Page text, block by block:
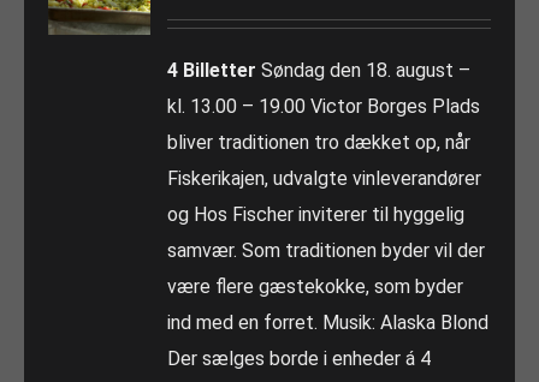
4 Billetter Søndag den 18. august –
kl. 13.00 – 19.00 Victor Borges Plads
bliver traditionen tro dækket op, når
Fiskerikajen, udvalgte vinleverandører
og Hos Fischer inviterer til hyggelig
samvær. Som traditionen byder vil der
være flere gæstekokke, som byder
ind med en forret. Musik: Alaska Blond
Der sælges borde i enheder á 4